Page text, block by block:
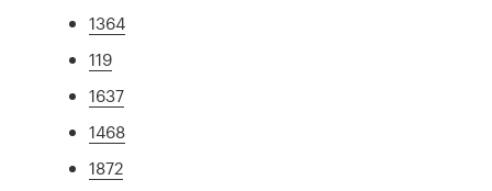
1364
119
1637
1468
1872